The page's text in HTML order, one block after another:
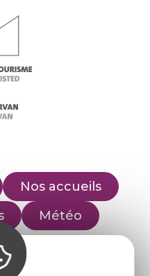
Nos accueils
Météo
: